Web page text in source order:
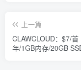
上一篇
CLAWCLOUD：$7/首
年/1GB内存/20GB